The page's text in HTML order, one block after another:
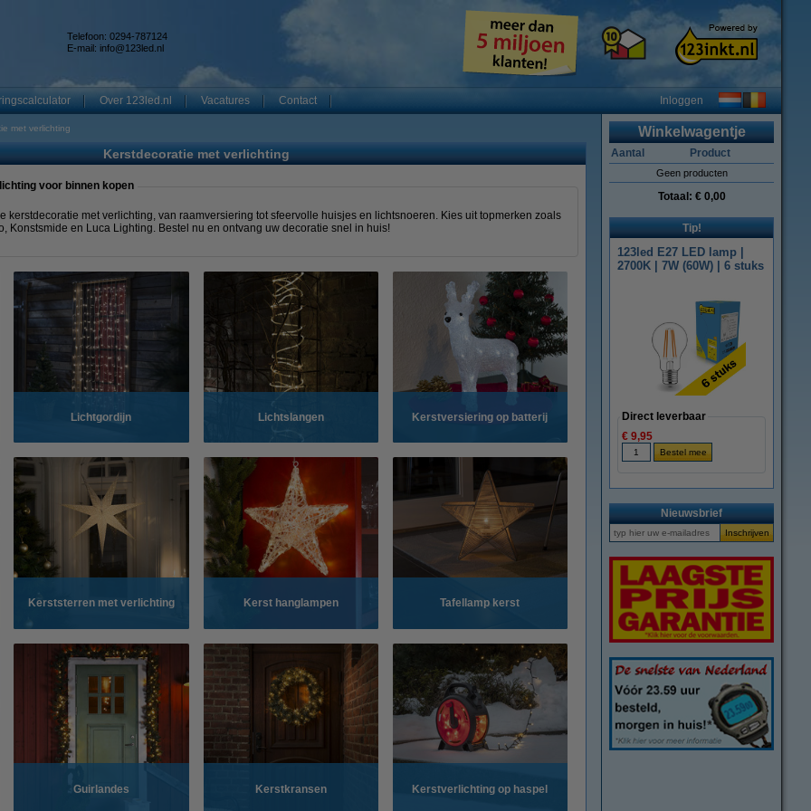
Telefoon: 0294-787124
E-mail: info@123led.nl
Over 123led.nl Vacatures Contact Inloggen
met verlichting
Kerstdecoratie met verlichting
voor binnen kopen
kerstdecoratie met verlichting, van raamversiering tot sfeervolle huisjes en lichtsnoeren. Kies uit topmerken zoals
Konstsmide en Luca Lighting. Bestel nu en ontvang uw decoratie snel in huis!
Lichtgordijn Lichtslangen Kerstversiering op batterij
Kerststerren met verlichting Kerst hanglampen Tafellamp kerst
Guirlandes Kerstkransen Kerstverlichting op haspel
Winkelwagentje
Aantal Product
Geen producten
Totaal: € 0,00
Tip!
123led E27 LED lamp |
2700K | 7W (60W) | 6 stuks
Direct leverbaar
€ 9,95
Nieuwsbrief